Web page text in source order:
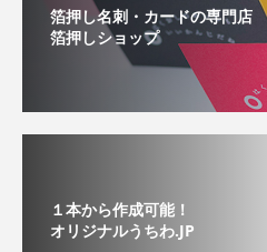
箔押し名刺・カードの専門店
箔押しショップ
１本から作成可能！
オリジナルうちわ.JP